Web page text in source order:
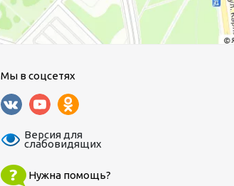
Мы в соцсетях
Версия для
слабовидящих
Нужна помощь?